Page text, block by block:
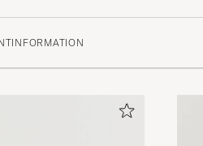
Sohn hat diesen Gürtel zu
und dem Aussehen sehr
kann Crockett &amp Jones nur